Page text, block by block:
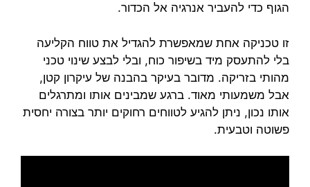
הגוף כדי להעביר אנרגיה אל הכדור.
זו טכניקה אחת שמאפשרת להגדיל את טווח הקליעה
בלי להתעסק מיד בשיפור כוח, ובלי לבצע שינוי טכני
מהותי בזריקה. מדובר בעיקר בהבנה של עיקרון קטן,
אבל משמעותי מאוד. ברגע שמבינים אותו ומתרגלים
אותו נכון, ניתן להגיע לטווחים רחוקים יותר בצורה יחסית
פשוטה וטבעית.